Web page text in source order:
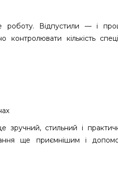
роботу. Відпустили — і
кількість
стильний і
ще приємнішим і